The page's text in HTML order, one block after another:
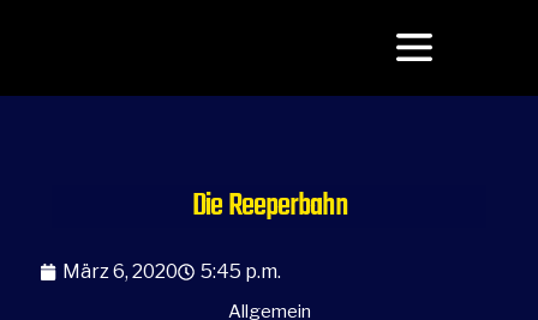
Die Reeperbahn
März 6, 2020 5:45 p.m.
Allgemein